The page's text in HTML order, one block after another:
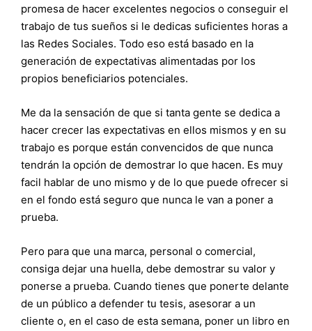
promesa de hacer excelentes negocios o conseguir el
trabajo de tus sueños si le dedicas suficientes horas a
las Redes Sociales. Todo eso está basado en la
generación de expectativas alimentadas por los
propios beneficiarios potenciales.
Me da la sensación de que si tanta gente se dedica a
hacer crecer las expectativas en ellos mismos y en su
trabajo es porque están convencidos de que nunca
tendrán la opción de demostrar lo que hacen. Es muy
facil hablar de uno mismo y de lo que puede ofrecer si
en el fondo está seguro que nunca le van a poner a
prueba.
Pero para que una marca, personal o comercial,
consiga dejar una huella, debe demostrar su valor y
ponerse a prueba. Cuando tienes que ponerte delante
de un público a defender tu tesis, asesorar a un
cliente o, en el caso de esta semana, poner un libro en